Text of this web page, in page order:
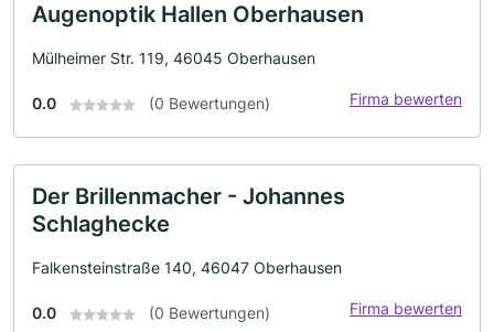
Augenoptik Hallen Oberhausen
Mülheimer Str. 119, 46045 Oberhausen
0.0 (0 Bewertungen) Firma bewerten
Der Brillenmacher - Johannes
Schlaghecke
Falkensteinstraße 140, 46047 Oberhausen
0.0 (0 Bewertungen) Firma bewerten